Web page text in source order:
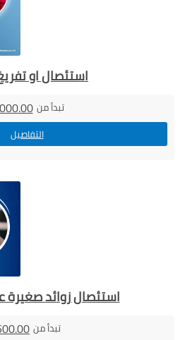
استئصال او
تبدأ من
التفاصيل
استئصال زوائد صغيرة
تبدأ من